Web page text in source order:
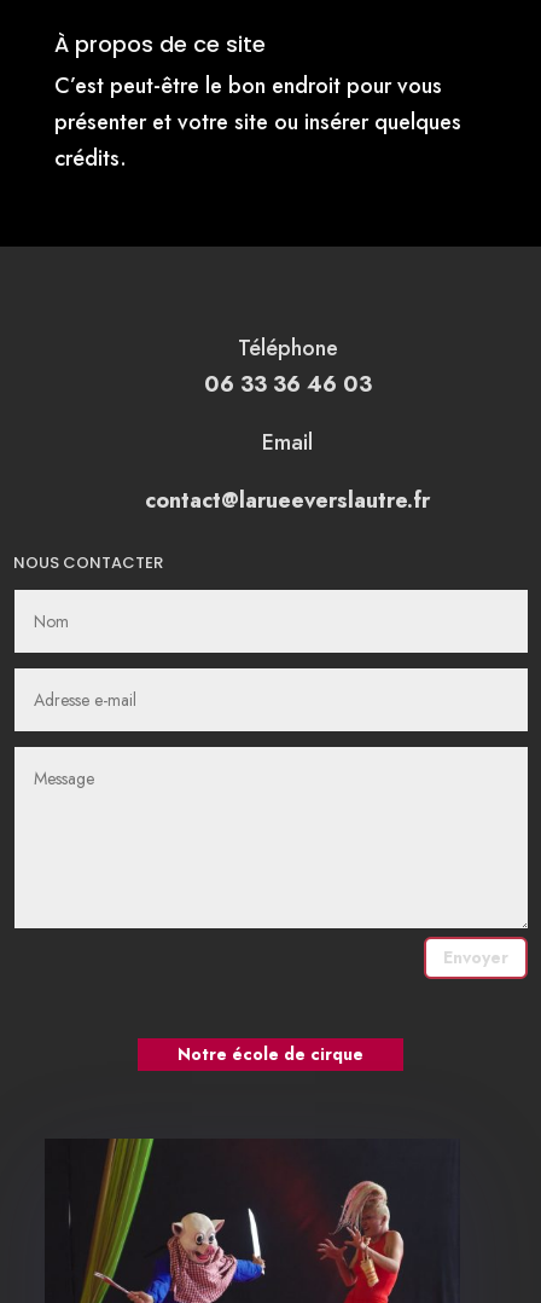
À propos de ce site
C’est peut-être le bon endroit pour vous
présenter et votre site ou insérer quelques
crédits.
Téléphone
06 33 36 46 03
Email
contact@larueeverslautre.fr
NOUS CONTACTER
Envoyer
Notre école de cirque